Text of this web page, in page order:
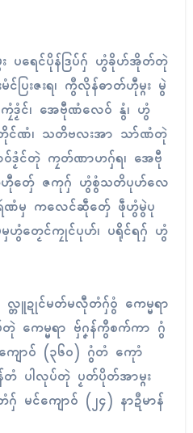
ပရေၚ်ပိုန်ဒြပ်ဂှ် ဟွံခိုဟ်အိုတ်တုဲ
ြးဇးရ၊ ကွဳလိုန်ဓာတ်ဟီုမ္ဂး မွဲ
ဒၟံၚ်၊ အေဗီုဏံလေဝ် နွံ၊ ဟွံ
ဏံ၊ သတိဗလးအာ သာ်ဏံတုဲ
ဝ်ဒၟံၚ်တုဲ ကၠတ်ဏာဟဂှ်ရ၊ အေဗီု
တှ်ေ ဇကုဂှ် ဟွံစွံသတိပုဟ်လေ
ရဴဏံမှ ကလေၚ်ဆဵုတှ်ေ ဖဵုဟွံမွဲပု
ဟွံတၟေၚ်ကၠုၚ်ပုဟ်၊ ပရိုၚ်ရဂှ် ဟွံ
လ္တူဍုၚ်မတ်မလီုတံဂှ်ဝွံ ကေမ္မရာ
ကေမ္မရာ ဗှ်ဂၞန်ကွဳစက်ကာ ဂွံ
ောဝ် (၃၆၀) ဂွံတံ ကေုာံ
တံ ပါလုပ်တုဲ ပၟတ်ပိုတ်အာမ္ဂး
မၚ်ကျောဝ် (၂၄) နာဍဳမာန်